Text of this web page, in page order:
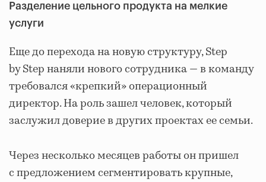
Разделение цельного продукта на мелкие
услуги
Еще до перехода на новую структуру, Step
by Step наняли нового сотрудника — в команду
требовался «крепкий» операционный
директор. На роль зашел человек, который
заслужил доверие в других проектахее семьи.
Через несколько месяцев работы он пришел
с предложением сегментировать крупные,